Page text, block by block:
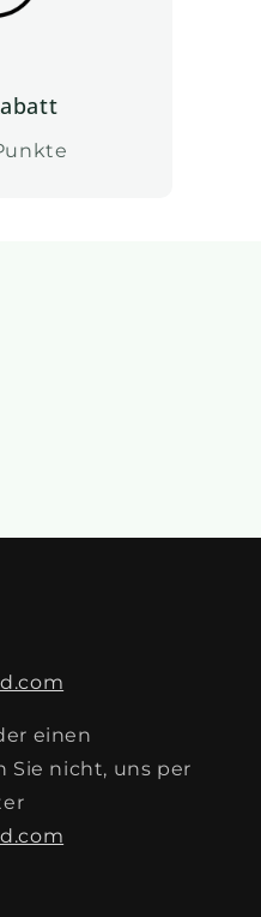
einen
Sie nicht, uns per